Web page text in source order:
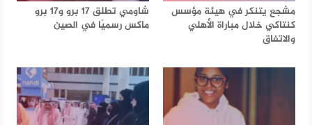
مشجع يتنكر في هيئة مؤسس
كنتاكي خلال مباراة الأهلي
والاتفاق
شاومي تطلق 17 برو و17 برو
ماكس رسميًا في الصين